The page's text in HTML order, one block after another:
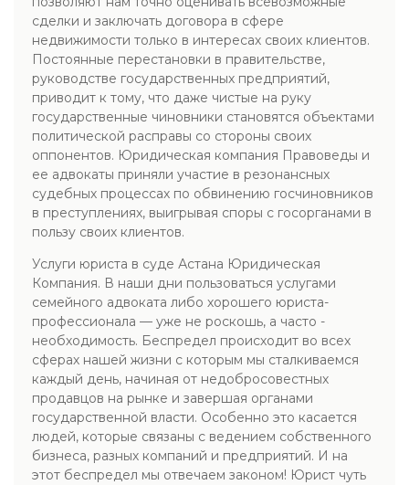
сделки и заключать договора в сфере
недвижимости только в интересах своих клиентов.
Постоянные перестановки в правительстве,
руководстве государственных предприятий,
приводит к тому, что даже чистые на руку
государственные чиновники становятся объектами
политической расправы со стороны своих
оппонентов. Юридическая компания Правоведы и
ее адвокаты приняли участие в резонансных
судебных процессах по обвинению госчиновников
в преступлениях, выигрывая споры с госорганами в
пользу своих клиентов.
Услуги юриста в суде Астана Юридическая
Компания. В наши дни пользоваться услугами
семейного адвоката либо хорошего юриста-
профессионала — уже не роскошь, а часто -
необходимость. Беспредел происходит во всех
сферах нашей жизни с которым мы сталкиваемся
каждый день, начиная от недобросовестных
продавцов на рынке и завершая органами
государственной власти. Особенно это касается
людей, которые связаны с ведением собственного
бизнеса, разных компаний и предприятий. И на
этот беспредел мы отвечаем законом! Юрист чуть